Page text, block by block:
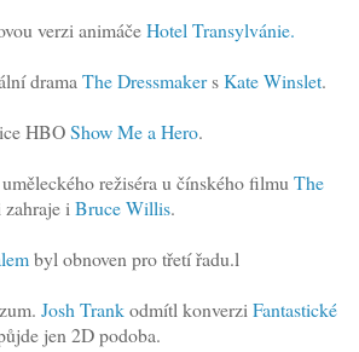
verzi animáčeHotel Transylvánie.
drama The DressmakersKate Winslet.
HBOShow Me a Hero.
režiséra u čínského filmu The
zahraje i Bruce Willis.
byl obnoven pro třetí řadu.l
Josh Trankodmítl konverzi Fantastické
jen 2D podoba.